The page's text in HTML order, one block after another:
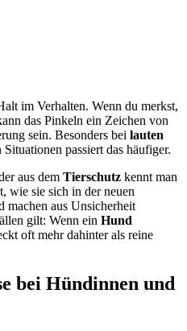
im Verhalten. Wenn du merkst,
das Pinkeln ein Zeichen von
sein. Besonders bei lauten
passiert das häufiger.
aus dem Tierschutz kennt man
wie sie sich in der neuen
machen aus Unsicherheit
gilt: Wenn ein Hund
oft mehr dahinter als reine
bei Hündinnen und